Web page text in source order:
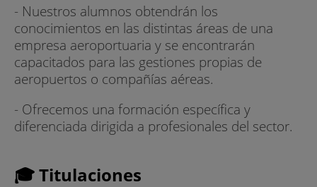
- Nuestros alumnos obtendrán los
conocimientos en las distintas áreas de una
empresa aeroportuaria y se encontrarán
capacitados para las gestiones propias de
aeropuertos o compañías aéreas.
- Ofrecemos una formación específica y
diferenciada dirigida a profesionales del sector.
🎓 Titulaciones